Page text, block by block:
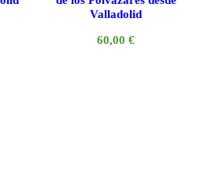
Valladolid
60,00€